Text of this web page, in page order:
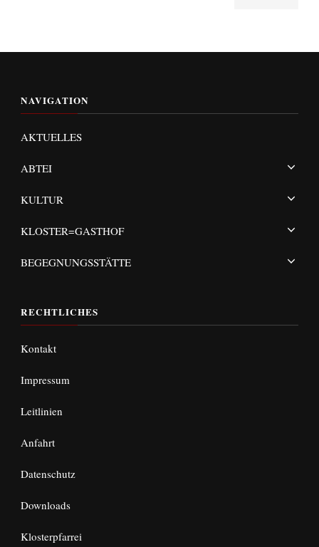
NAVIGATION
AKTUELLES
ABTEI
KULTUR
KLOSTER=GASTHOF
BEGEGNUNGSSTÄTTE
RECHTLICHES
Kontakt
Impressum
Leitlinien
Anfahrt
Datenschutz
Downloads
Klosterpfarrei